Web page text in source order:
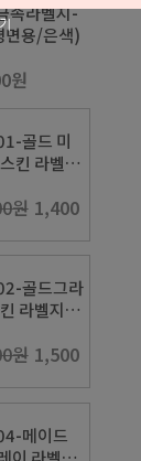
속라벨지-
면용/은색)
원
골드 미
킨 라벨
원 1,400
골드그라
라벨지-
원 1,500
메이드